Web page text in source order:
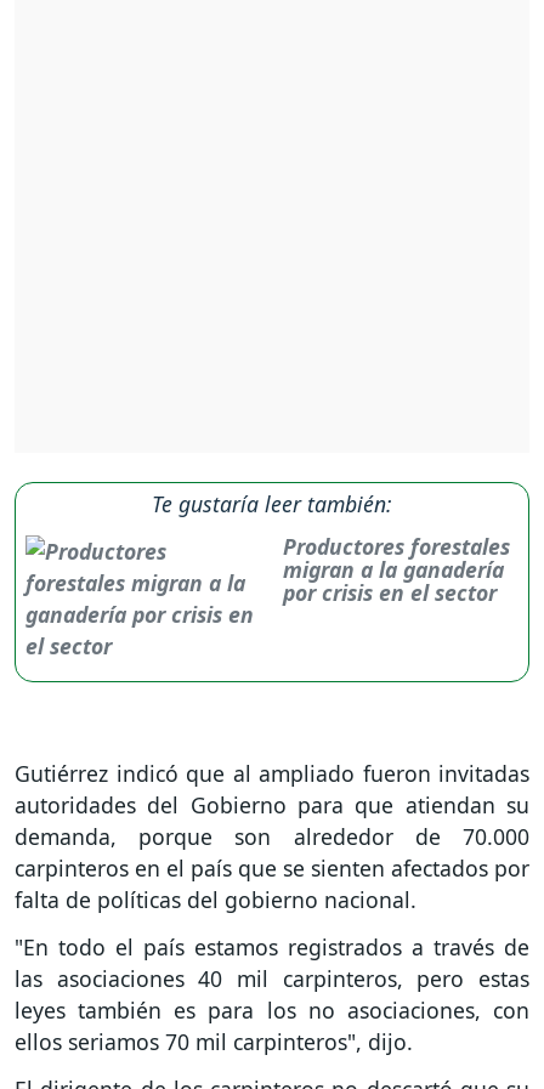
Te gustaría leer también:
Productores forestales
migran a la ganadería
por crisis en el sector
Gutiérrez indicó que al ampliado fueron invitadas
autoridades del Gobierno para que atiendan su
demanda, porque son alrededor de 70.000
carpinteros en el país que se sienten afectados por
falta de políticas del gobierno nacional.
"En todo el país estamos registrados a través de
las asociaciones 40 mil carpinteros, pero estas
leyes también es para los no asociaciones, con
ellos seriamos 70 mil carpinteros", dijo.